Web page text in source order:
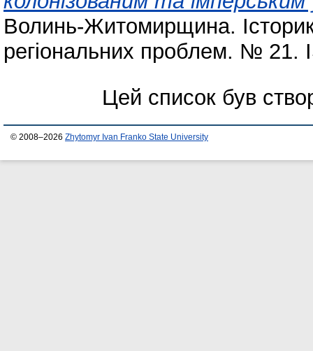
Волинь-Житомирщина.
регіональних проблем. № 21.
Цей список був
© 2008–2026 Zhytomyr Ivan Franko State University